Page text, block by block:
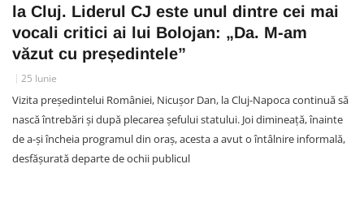
la Cluj. Liderul CJ este unul dintre cei mai
vocali critici ai lui Bolojan: „Da. M-am
văzut cu președintele”
25 Iunie
Vizita președintelui României, Nicușor Dan, la Cluj-Napoca continuă să
nască întrebări și după plecarea șefului statului. Joi dimineață, înainte
de a-și încheia programul din oraș, acesta a avut o întâlnire informală,
desfășurată departe de ochii publicul